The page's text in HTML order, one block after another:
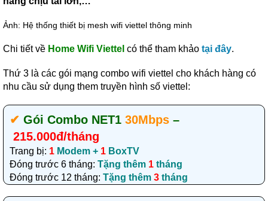
Ảnh: Hệ thống thiết bị mesh wifi viettel thông minh
Chi tiết về Home Wifi Viettel có thể tham khảo tại đây.
Thứ 3 là các gói mạng combo wifi viettel cho khách hàng có
nhu cầu sử dụng them truyền hình số viettel:
✔‎ Gói Combo NET1 30Mbps –
215.000đ/tháng
Trang bị: 1 Modem + 1 BoxTV
Đóng trước 6 tháng: Tặng thêm 1 tháng
Đóng trước 12 tháng: Tặng thêm 3 tháng